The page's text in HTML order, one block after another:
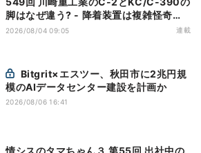
脚はなぜ違う? - 降着装置は複雑怪奇
(5)|軍用輸送機(10)
2026/08/04 09:05 連載
模のAIデータセンター建設を計画か
2026/08/06 16:41